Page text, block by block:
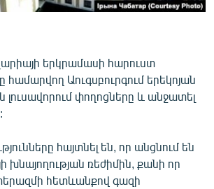
երկրամասի հարուստ
համարվող Աուգսբուրգում երեկոյան
լուսավորում փողոցները և անջատել
հայտնել են, որ անցնում են
խնայողության ռեժիմին, քանի որ
հետևանքով գազի